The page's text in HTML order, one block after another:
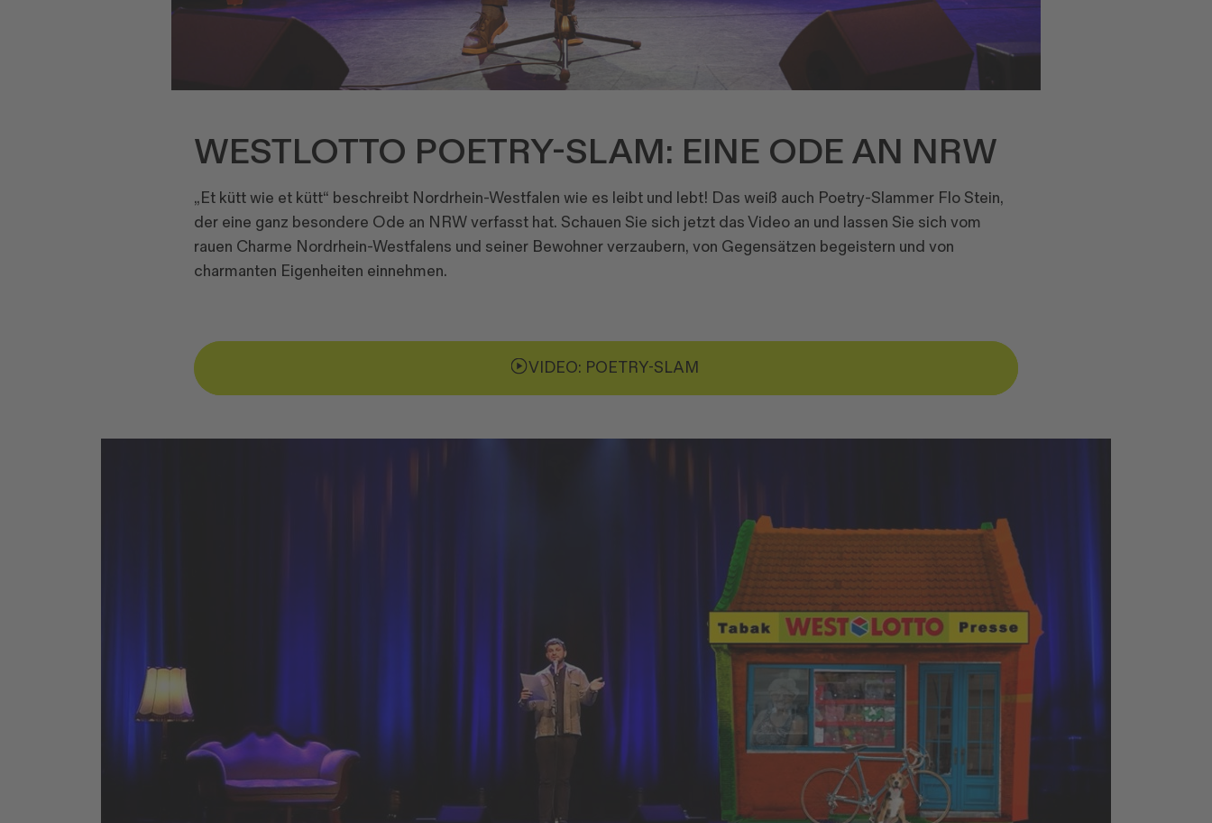
WESTLOTTO POETRY-SLAM: EINE ODE AN NRW
„Et kütt wie et kütt“ beschreibt Nordrhein-Westfalen wie es leibt und lebt! Das weiß auch Poetry-Slammer Flo Stein,
der eine ganz besondere Ode an NRW verfasst hat. Schauen Sie sich jetzt das Video an und lassen Sie sich vom
rauen Charme Nordrhein-Westfalens und seiner Bewohner verzaubern, von Gegensätzen begeistern und von
charmanten Eigenheiten einnehmen.
VIDEO: POETRY-SLAM